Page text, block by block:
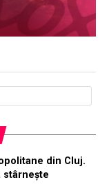
din Cluj.
stârnește